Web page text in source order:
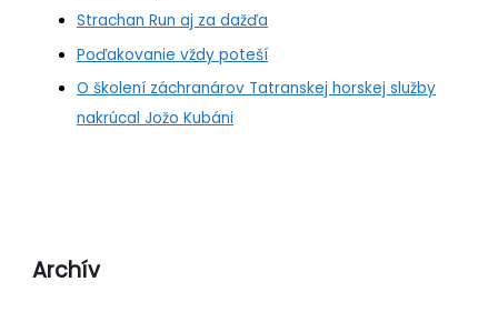
Strachan Run aj za dažďa
Poďakovanie vždy poteší
O školení záchranárov Tatranskej horskej služby
nakrúcal Jožo Kubáni
Archív